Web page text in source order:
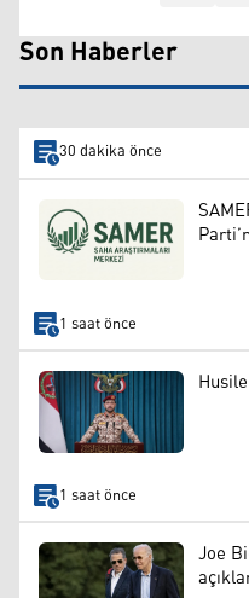
Son Haberler
30 dakika önce
1 saat önce
1 saat önce
Joe